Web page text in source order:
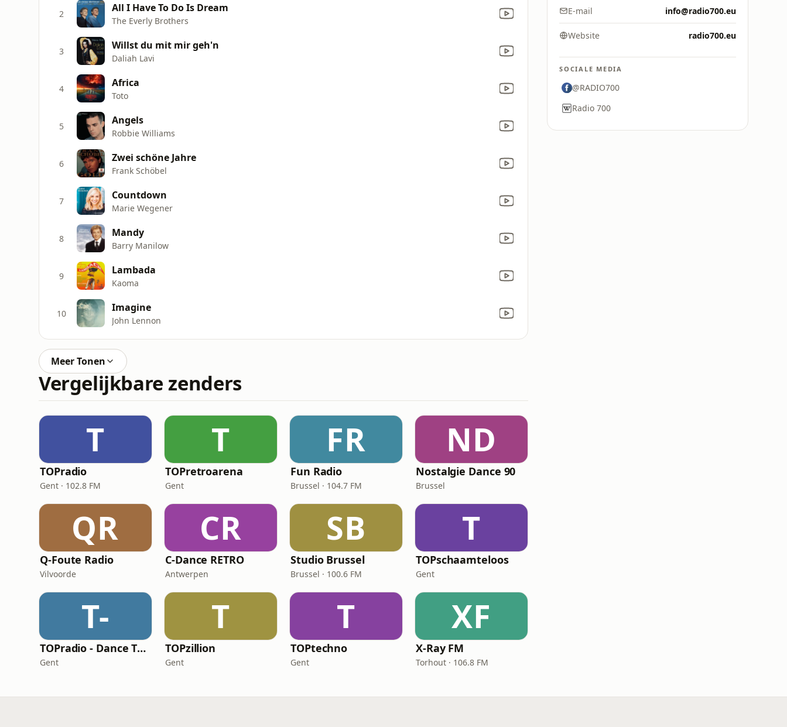
2 All I Have To Do Is Dream
The Everly Brothers
3 Willst du mit mir geh'n
Daliah Lavi
4 Africa
Toto
5 Angels
Robbie Williams
6 Zwei schöne Jahre
Frank Schöbel
7 Countdown
Marie Wegener
8 Mandy
Barry Manilow
9 Lambada
Kaoma
10 Imagine
John Lennon
Meer Tonen
Vergelijkbare zenders
T
TOPradio
Gent · 102.8 FM
T
TOPretroarena
Gent
FR
Fun Radio
Brussel · 104.7 FM
ND
Nostalgie Dance 90
Brussel
QR
Q-Foute Radio
Vilvoorde
CR
C-Dance RETRO
Antwerpen
SB
Studio Brussel
Brussel · 100.6 FM
T
TOPschaamteloos
Gent
T-
TOPradio - Dance TOP 1000
Gent
T
TOPzillion
Gent
T
TOPtechno
Gent
XF
X-Ray FM
Torhout · 106.8 FM
E-mail info@radio700.eu
Website radio700.eu
SOCIALE MEDIA
@RADIO700
Radio 700